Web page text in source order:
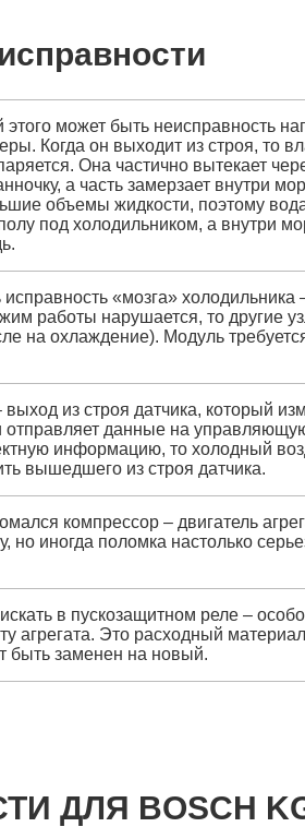
может быть неисправность
Когда он выходит из строя, то
Она частично вытекает
а часть замерзает внутри
объемы жидкости, поэтому
под холодильником, а внутри
«мозга»
работы нарушается, то другие
на охлаждение). Модуль
из строя датчика, который
отправляет данные на
информацию, то холодный
вышедшего из строя датчика.
компрессор – двигатель
но иногда поломка настолько
в пускозащитном реле –
агрегата. Это расходный
быть заменен на новый.
ДЛЯ BOSCH